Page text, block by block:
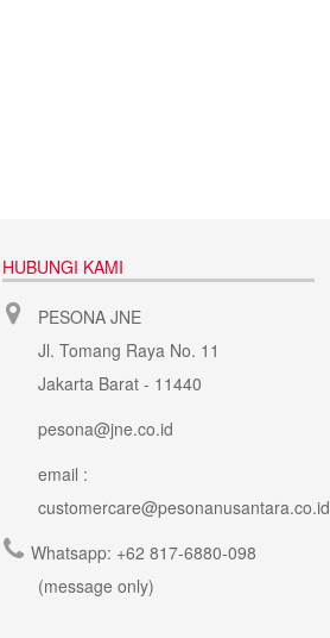
HUBUNGI KAMI
PESONA JNE
Jl. Tomang Raya No. 11
Jakarta Barat - 11440
pesona@jne.co.id
email :
customercare@pesonanusantara.co.id
Whatsapp: +62 817-6880-098
(message only)